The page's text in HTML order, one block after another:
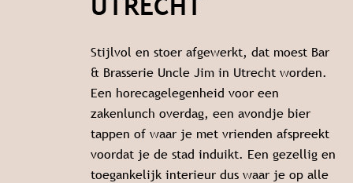
UTRECHT
Stijlvol en stoer afgewerkt, dat moest Bar
& Brasserie Uncle Jim in Utrecht worden.
Een horecagelegenheid voor een
zakenlunch overdag, een avondje bier
tappen of waar je met vrienden afspreekt
voordat je de stad induikt. Een gezellig en
toegankelijk interieur dus waar je op alle